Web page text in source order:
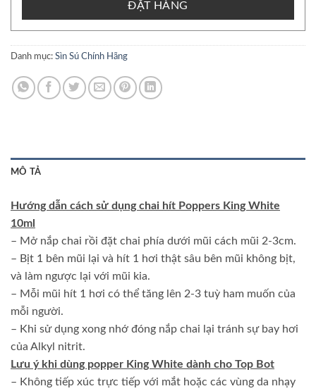
ĐẶT HÀNG
Danh mục: Sìn Sú Chính Hãng
MÔ TẢ
Hướng dẫn cách sử dụng chai hít Poppers King White
10ml
– Mở nắp chai rồi đặt chai phía dưới mũi cách mũi 2-3cm.
– Bịt 1 bên mũi lại và hít 1 hơi thật sâu bên mũi không bịt,
và làm ngược lại với mũi kia.
– Mỗi mũi hít 1 hơi có thể tăng lên 2-3 tuỳ ham muốn của
mỗi người.
– Khi sử dụng xong nhớ đóng nắp chai lại tránh sự bay hơi
của Alkyl nitrit.
Lưu ý khi dùng popper King White dành cho Top Bot
– Không tiếp xúc trực tiếp với mắt hoặc các vùng da nhạy